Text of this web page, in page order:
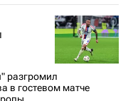
2027
разгромил
в гостевом матче